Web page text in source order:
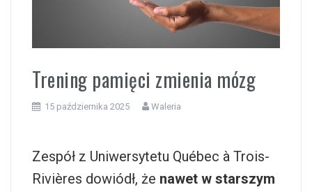
Trening pamięci zmienia mózg
15 października 2025 Waleria
Zespół z Uniwersytetu Québec à Trois-
Rivières dowiódł, że nawet w starszym